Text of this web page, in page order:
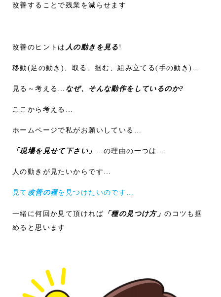
改善することで残業を減らせます
改善のヒントは 人の動きを見る!
移動(足の動き)、取る、掴む、組み立てる(手の動き)…
見る～考える… なぜ、そんな動作をしているのか?
ここから考える…
ホームページで私がお願いしている…
「現場を見せて下さい」 …の理由の一つは…
人の動きが見たいからです…
見て 改善の種を見つけたいのです…
一緒に何回か見て頂ければ「種の見つけ方」のコツも掴
めると思います